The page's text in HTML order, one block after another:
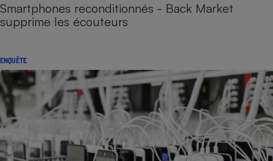
Smartphones reconditionnés - Back Market
supprime les écouteurs
ENQUÊTE